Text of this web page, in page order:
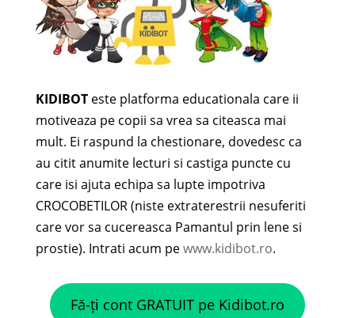
KIDIBOTeste platforma educationala care ii
motiveaza pe copii sa vrea sa citeasca mai
mult. Ei raspund la chestionare, dovedesc ca
au citit anumite lecturi si castiga puncte cu
care isi ajuta echipa sa lupte impotriva
CROCOBETILOR (niste extraterestrii nesuferiti
care vor sa cucereasca Pamantul prin lene si
prostie). Intrati acum pewww.kidibot.ro.
Fă-ți cont GRATUIT pe Kidibot.ro